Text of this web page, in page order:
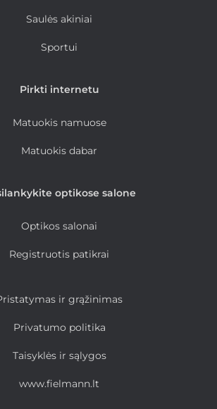
Saulės akiniai
Sportui
Pirkti internetu
Matuokis namuose
Matuokis dabar
optikose salone
Optikos salonai
Registruotis patikrai
ir grąžinimas
Privatumo politika
Taisyklės ir sąlygos
www.fielmann.lt